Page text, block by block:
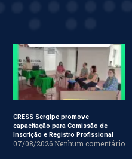
CRESS Sergipe promove
capacitação para Comissão de
Inscrição e Registro Profissional
07/08/2026 Nenhum comentário